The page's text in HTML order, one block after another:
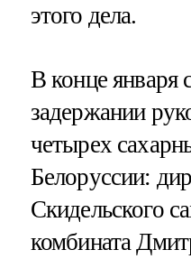
этого дела.
В конце января
задержании
четырех
Белоруссии:
Скидельского
комбината